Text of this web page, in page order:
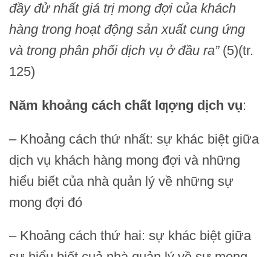
đầy đử nhất giá trị mong đợi của khách
hàng trong hoạt động sản xuất cung ứng
và trong phân phối dịch vụ ở đầu ra” (5)(tr.
125)
Năm khoảng cách chất lƣợng dịch vụ:
– Khoảng cách thứ nhất: sự khác biệt giữa
dịch vụ khách hàng mong đợi và những
hiểu biết của nhà quản lý về những sự
mong đợi đó
– Khoảng cách thứ hai: sự khác biệt giữa